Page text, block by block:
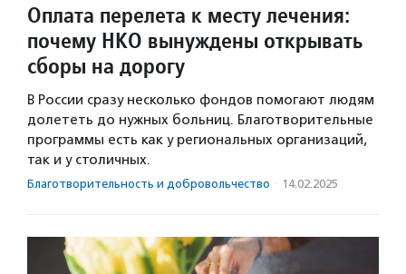
Оплата перелета к месту лечения:
почему НКО вынуждены открывать
сборы на дорогу
В России сразу несколько фондов помогают людям
долететь до нужных больниц. Благотворительные
программы есть как у региональных организаций,
так и у столичных.
Благотвори­тель­ность и доброволь­чест­во · 14.02.2025